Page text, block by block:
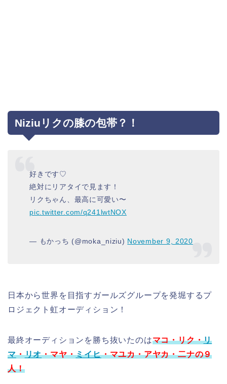
Niziuリクの膝の包帯？！
好きです♡
絶対にリアタイで見ます！
リクちゃん、最高に可愛い〜
pic.twitter.com/q241lwtNOX
— もかっち (@moka_niziu) November 9, 2020
日本から世界を目指すガールズグループを発堀するプ
ロジェクト虹オーディション！
最終オーディションを勝ち抜いたのはマコ・リク・リ
マ・リオ・マヤ・ミイヒ・マユカ・アヤカ・二ナの９
人！